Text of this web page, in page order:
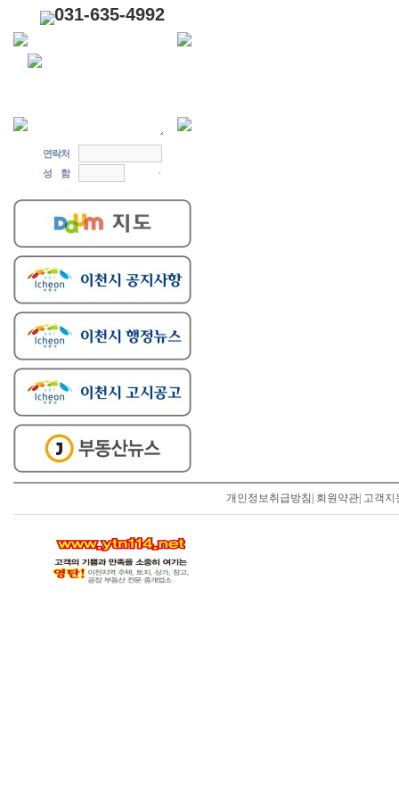
031-635-4992
연락처
성 함
개인정보취급방침 회원약관| 고객지